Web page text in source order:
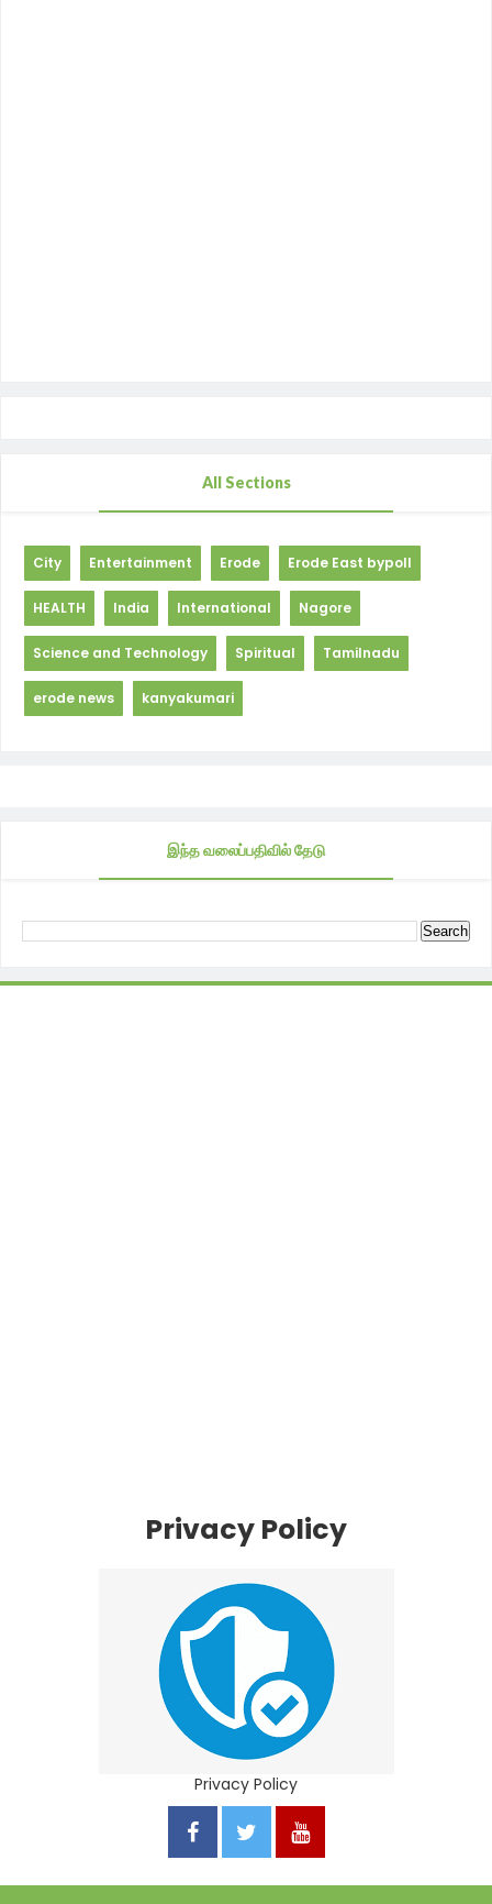
All Sections
City Entertainment Erode Erode East bypoll
HEALTH India International Nagore
Science and Technology Spiritual Tamilnadu
erode news kanyakumari
இந்த வலைப்பதிவில் தேடு
Privacy Policy
Privacy Policy